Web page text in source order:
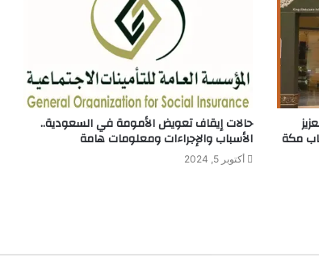
2025 في رحاب مكة
حالات إيقاف تعويض الأمومة في السعودية..
الأسباب والإجراءات ومعلومات هامة
أكتوبر 5, 2024